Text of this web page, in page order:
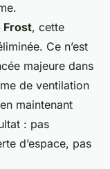
Frost, cette
Ce n’est
majeure dans
de ventilation
maintenant
: pas
d’espace, pas